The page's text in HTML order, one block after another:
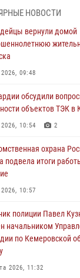
полковник Олег
Росгвардии с
праздником
2026, 05:32
2026 года
закон о частной
задержали
причинения
задержали
имущество
2026, 08:17
НОВОСТИ
вернули домой
09:48
обсудили
объектов ТЭК в
10:54 2
охрана
подвела итоги
10:57
полиции Павел
начальником
по Кемеровской
2026, 11:32